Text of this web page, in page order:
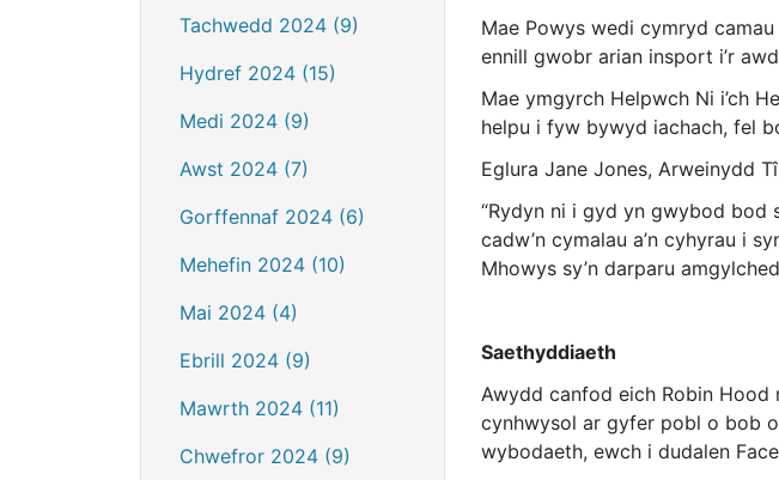
Tachwedd 2024 (9)
Hydref 2024 (15)
Medi 2024 (9)
Awst 2024 (7)
Gorffennaf 2024 (6)
Mehefin 2024 (10)
Mai 2024 (4)
Ebrill 2024 (9)
Mawrth 2024 (11)
Chwefror 2024 (9)
Mae Powys wedi cymryd
ennill gwobr arian insport i’r
Mae ymgyrch Helpwch Ni i’ch
helpu i fyw bywyd iachach, fel
Eglura Jane Jones, Arweinydd
“Rydyn ni i gyd yn gwybod bod
cadw’n cymalau a’n cyhyrau i
Mhowys sy’n darparu
Saethyddiaeth
Awydd canfod eich Robin Hood
cynhwysol ar gyfer pobl o bob
wybodaeth, ewch i dudalen